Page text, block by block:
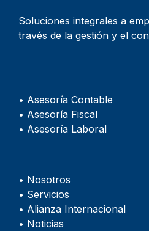
Soluciones integrales a
través de la gestión y el
• Asesoría Contable
• Asesoría Fiscal
• Asesoría Laboral
• Nosotros
• Servicios
• Alianza Internacional
• Noticias